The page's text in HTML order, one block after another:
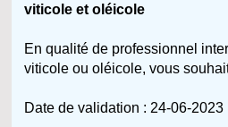
viticole et oléicole
En qualité de professionnel
viticole ou oléicole, vous
Date de validation : 24-06-2023